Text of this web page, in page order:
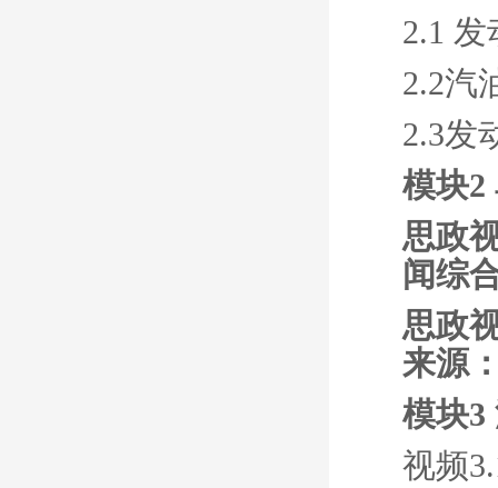
2.1
2.2汽
2.3发
模块2
思政
闻综
思政
来源
模块3
视频